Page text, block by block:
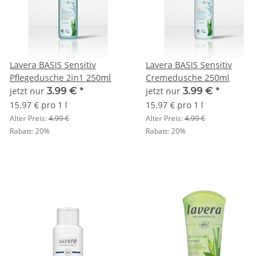
Lavera BASIS Sensitiv
Pflegedusche 2in1 250ml
jetzt nur 3.99 € *
15.97 € pro 1 l
Alter Preis:4.99 €
Rabatt:20%
Lavera BASIS Sensitiv
Cremedusche 250ml
jetzt nur 3.99 € *
15.97 € pro 1 l
Alter Preis:4.99 €
Rabatt:20%